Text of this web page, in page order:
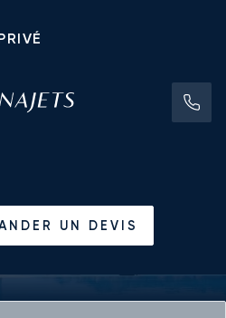
UN DEVIS